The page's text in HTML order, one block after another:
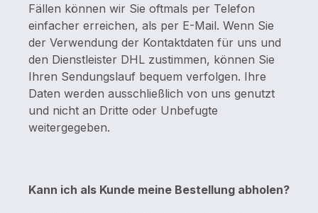
Fällen können wir Sie oftmals per Telefon
einfacher erreichen, als per E-Mail. Wenn Sie
der Verwendung der Kontaktdaten für uns und
den Dienstleister DHL zustimmen, können Sie
Ihren Sendungslauf bequem verfolgen. Ihre
Daten werden ausschließlich von uns genutzt
und nicht an Dritte oder Unbefugte
weitergegeben.
Kann ich als Kunde meine Bestellung abholen?